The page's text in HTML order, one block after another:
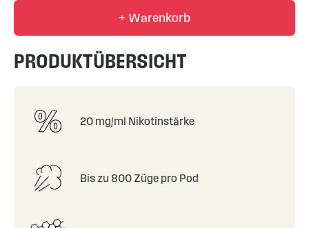
+ Warenkorb
PRODUKTÜBERSICHT
20 mg/ml Nikotinstärke
Bis zu 800 Züge pro Pod